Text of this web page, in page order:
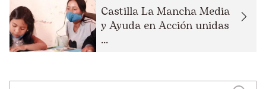
Castilla La Mancha Media
y Ayuda en Acción unidas
...